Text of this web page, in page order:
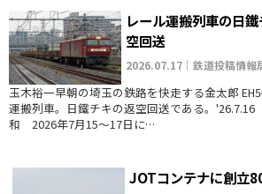
レール運搬列車の日
空回送
2026.07.17｜鉄道投稿情報
玉木裕一早朝の埼玉の鉄路を快走する金太郎
運搬列車。日鐵チキの返空回送である。
和 2026年7月15〜17日に…
JOTコンテナに創立